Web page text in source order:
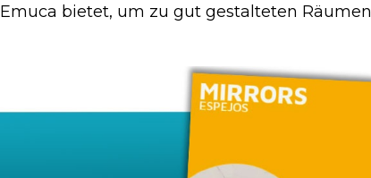
bietet, um zu gut gestalteten Räumen